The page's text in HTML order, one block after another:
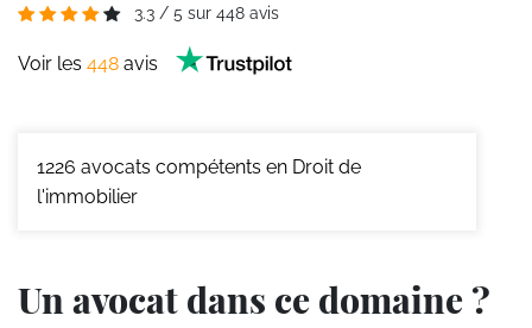
3.3 / 5 sur 448 avis
Voir les 448 avis
1226 avocats compétents en Droit de
l'immobilier
Un avocat dans ce domaine ?